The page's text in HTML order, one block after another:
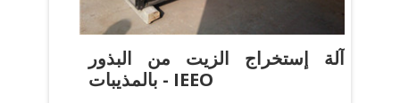
آلة إستخراج الزيت من البذور
بالمذيبات - IEEO